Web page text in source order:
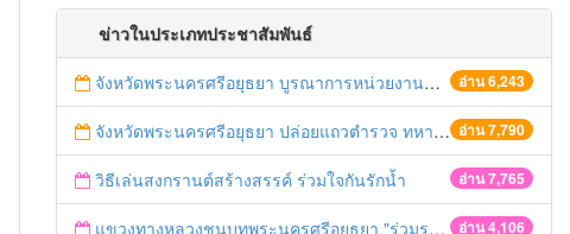
ข่าวในประเภทประชาสัมพันธ์
อ่าน 6,243
จังหวัดพระนครศรีอยุธยา บูรณาการหน่วยงานที่เกี่ยวข้อง ลงพื้นที่จัดระเบียบและดำเนินมาตรการตามบทลงโทษสูงสุดกับผู้ประกอบการร้านค้าที่ยังฝ่าฝืนตั้งร้านค้ารุกล้ำเขตพื้นที่ทางหลวง เตรียมความปลอดภัยก่อนเทศกาลสงกรานต์
อ่าน 7,790
จังหวัดพระนครศรีอยุธยา ปล่อยแถวตำรวจ ทหาร ฝ่ายปกครอง กว่า 100 นาย ตรวจเข้มท่ารถสาธารณะ สถานีขนส่งรถโดยสาร วินรถตู้ และสถานีรถไฟ เตรียมรับมือเทศกาลสงกรานต์
อ่าน 7,765
วิธีเล่นสงกรานต์สร้างสรรค์ ร่วมใจกันรักน้ำ
อ่าน 4,106
แขวงทางหลวงชนบทพระนครศรีอยุธยา "ร่วมรณรงค์ ขับช้า เปิดไฟหน้า คาดเข็มขัด" เทศกาลสงกรานต์ ปี 2561